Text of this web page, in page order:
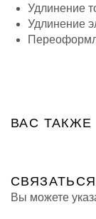
Удлинение
Удлинение
ВАС
СВЯЗАТЬСЯ
Вы можете